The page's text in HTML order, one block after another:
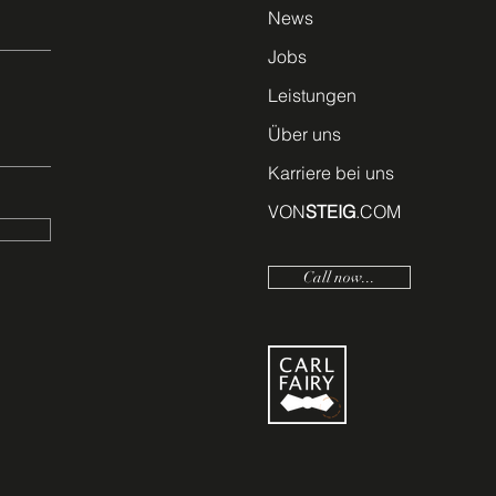
News
Jobs
Leistungen
Über uns
Karriere bei uns
VONSTEIG.COM
Call now...